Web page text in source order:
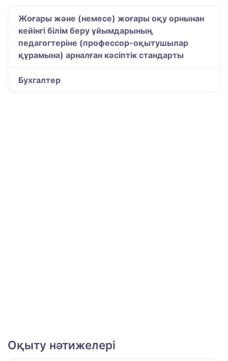
Жоғары және (немесе) жоғары оқу орнынан
кейінгі білім беру ұйымдарының
педагогтеріне (профессор-оқытушылар
құрамына) арналған кәсіптік стандарты
Бухгалтер
Оқыту нәтижелері